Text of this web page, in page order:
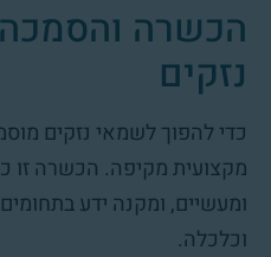
הכשרה
נזקים
כדי להפוך לשמאי נזקים
מקצועית מקיפה. הכשרה זו
ומעשיים, ומקנה ידע
וכלכלה.